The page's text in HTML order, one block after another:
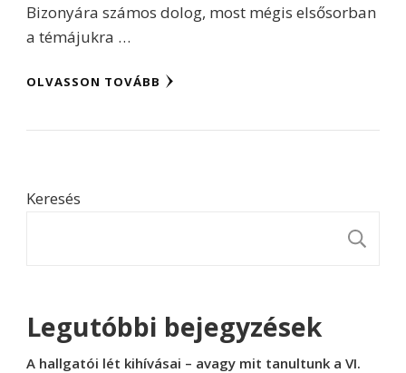
Bizonyára számos dolog, most mégis elsősorban
a témájukra …
OLVASSON TOVÁBB
Keresés
Legutóbbi bejegyzések
A hallgatói lét kihívásai – avagy mit tanultunk a VI.